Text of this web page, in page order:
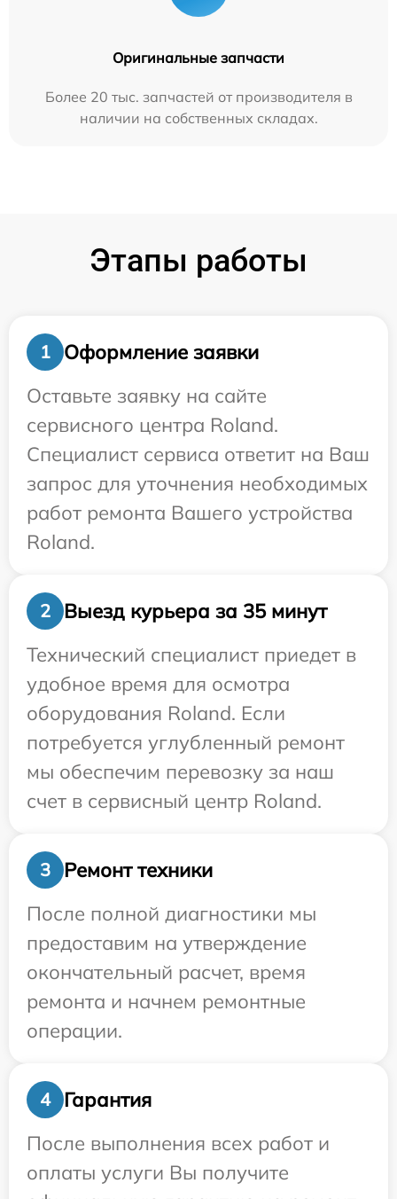
Оригинальные запчасти
Более 20 тыс. запчастей от производителя в
наличии на собственных складах.
Этапы работы
1
Оформление заявки
Оставьте заявку на сайте
сервисного центра Roland.
Специалист сервиса ответит на Ваш
запрос для уточнения необходимых
работ ремонта Вашего устройства
Roland.
2
Выезд курьера за 35 минут
Технический специалист приедет в
удобное время для осмотра
оборудования Roland. Если
потребуется углубленный ремонт
мы обеспечим перевозку за наш
счет в сервисный центр Roland.
3
Ремонт техники
После полной диагностики мы
предоставим на утверждение
окончательный расчет, время
ремонта и начнем ремонтные
операции.
4
Гарантия
После выполнения всех работ и
оплаты услуги Вы получите